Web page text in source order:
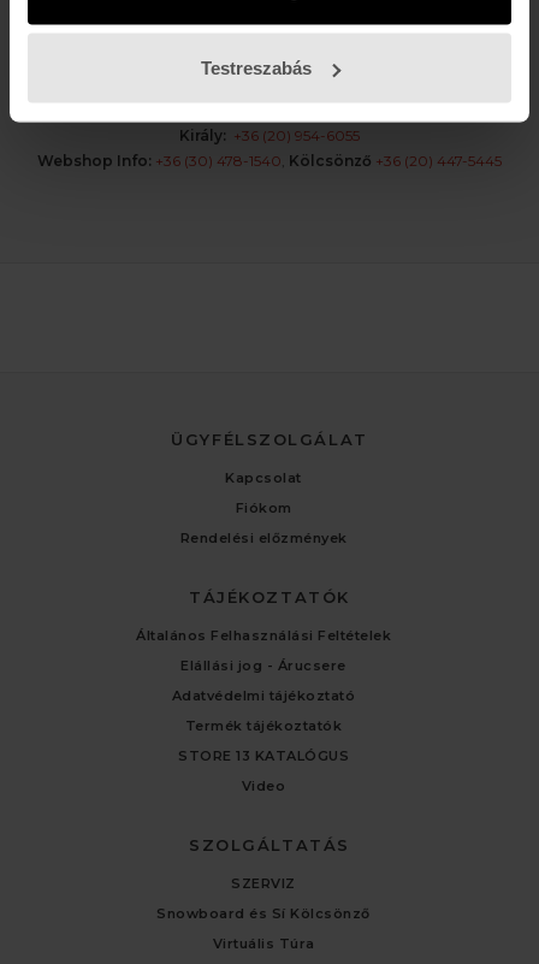
Testreszabás
1113 Budapest, Karolina út 17/b
Király: +36 (20) 954-6055
Webshop Info: +36 (30) 478-1540, Kölcsönző +36 (20) 447-5445
ÜGYFÉLSZOLGÁLAT
Kapcsolat
Fiókom
Rendelési előzmények
TÁJÉKOZTATÓK
Általános Felhasználási Feltételek
Elállási jog - Árucsere
Adatvédelmi tájékoztató
Termék tájékoztatók
STORE 13 KATALÓGUS
Video
SZOLGÁLTATÁS
SZERVIZ
Snowboard és Sí Kölcsönző
Virtuális Túra